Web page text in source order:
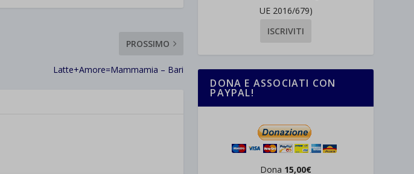
PROSSIMO
Latte+Amore=Mammamia – Bari
UE 2016/679)
DONA E ASSOCIATI CON
PAYPAL!
Dona 15,00€